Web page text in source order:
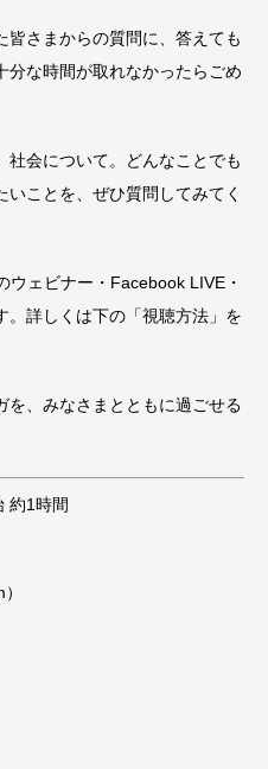
さまからの質問に、答えても
分な時間が取れなかったらごめ
社会について。どんなことでも
ことを、ぜひ質問してみてく
ェビナー・Facebook LIVE・
。詳しくは下の「視聴方法」を
を、みなさまとともに過ごせる
約1時間